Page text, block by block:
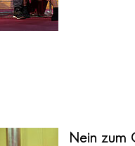
Nein zum